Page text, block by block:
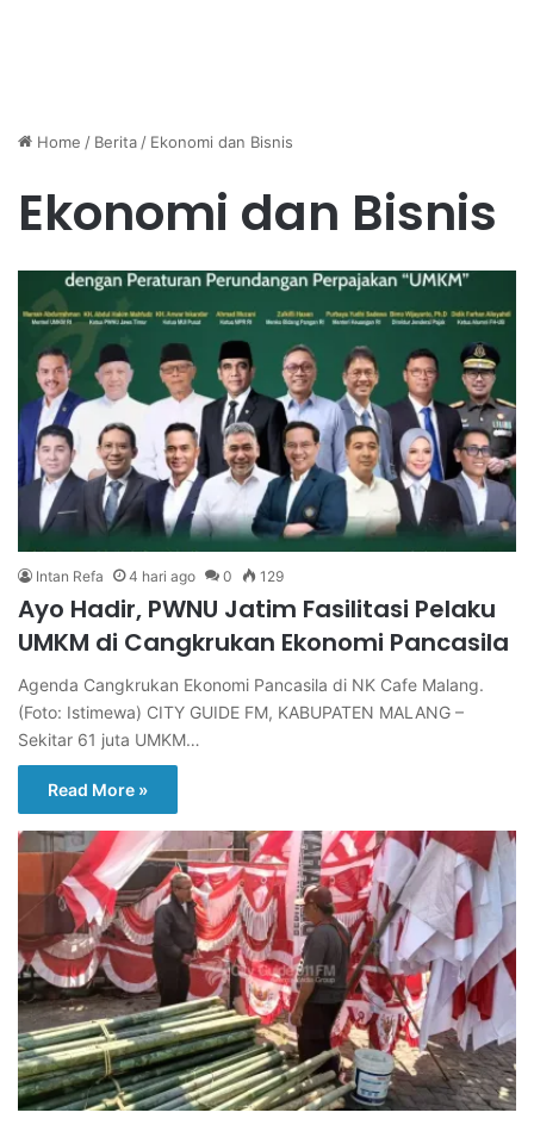
Home / Berita / Ekonomi dan Bisnis
Ekonomi dan Bisnis
Intan Refa 4 hari ago 0 129
Ayo Hadir, PWNU Jatim Fasilitasi Pelaku
UMKM di Cangkrukan Ekonomi Pancasila
Agenda Cangkrukan Ekonomi Pancasila di NK Cafe Malang.
(Foto: Istimewa) CITY GUIDE FM, KABUPATEN MALANG –
Sekitar 61 juta UMKM…
Read More »